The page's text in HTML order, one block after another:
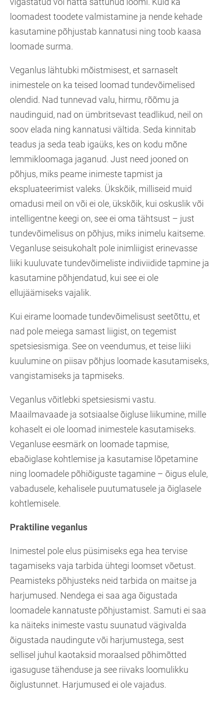
loomadest toodete valmistamine ja nende kehade
kasutamine põhjustab kannatusi ning toob kaasa
loomade surma.
Veganlus lähtubki mõistmisest, et sarnaselt
inimestele on ka teised loomad tundevõimelised
olendid. Nad tunnevad valu, hirmu, rõõmu ja
naudinguid, nad on ümbritsevast teadlikud, neil on
soov elada ning kannatusi vältida. Seda kinnitab
teadus ja seda teab igaüks, kes on kodu mõne
lemmikloomaga jaganud. Just need jooned on
põhjus, miks peame inimeste tapmist ja
ekspluateerimist valeks. Ükskõik, milliseid muid
omadusi meil on või ei ole, ükskõik, kui oskuslik või
intelligentne keegi on, see ei oma tähtsust – just
tundevõimelisus on põhjus, miks inimelu kaitseme.
Veganluse seisukohalt pole inimliigist erinevasse
liiki kuuluvate tundevõimeliste indiviidide tapmine ja
kasutamine põhjendatud, kui see ei ole
ellujäämiseks vajalik.
Kui eirame loomade tundevõimelisust seetõttu, et
nad pole meiega samast liigist, on tegemist
spetsiesismiga. See on veendumus, et teise liiki
kuulumine on piisav põhjus loomade kasutamiseks,
vangistamiseks ja tapmiseks.
Veganlus võitlebki spetsiesismi vastu.
Maailmavaade ja sotsiaalse õigluse liikumine, mille
kohaselt ei ole loomad inimestele kasutamiseks.
Veganluse eesmärk on loomade tapmise,
ebaõiglase kohtlemise ja kasutamise lõpetamine
ning loomadele põhiõiguste tagamine – õigus elule,
vabadusele, kehalisele puutumatusele ja õiglasele
kohtlemisele.
Praktiline veganlus
Inimestel pole elus püsimiseks ega hea tervise
tagamiseks vaja tarbida ühtegi loomset võetust.
Peamisteks põhjusteks neid tarbida on maitse ja
harjumused. Nendega ei saa aga õigustada
loomadele kannatuste põhjustamist. Samuti ei saa
ka näiteks inimeste vastu suunatud vägivalda
õigustada naudingute või harjumustega, sest
sellisel juhul kaotaksid moraalsed põhimõtted
igasuguse tähenduse ja see riivaks loomulikku
õiglustunnet. Harjumused ei ole vajadus.